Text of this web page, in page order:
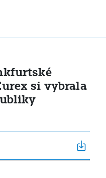
si vybrala